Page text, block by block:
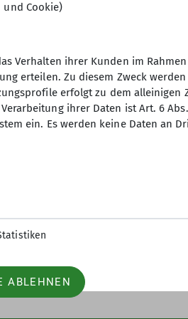
Jahren). Wenn ihr Interesse
und Timo betreuen die
im
Hierfür werden die
gemeinsam unterwegs!
aber bei regelmäßiger
Angebot des
Service
und Cookie)
Verhalten ihrer Kunden im
erteilen. Zu diesem Zweck
erfolgt zu dem alleinigen
ihrer Daten ist Art. 6
ein. Es werden keine Daten an
ABLEHNEN